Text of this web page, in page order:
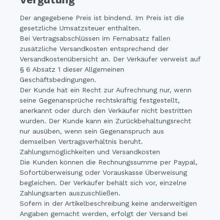
Der angegebene Preis ist bindend. Im Preis ist die
gesetzliche Umsatzsteuer enthalten.
Bei Vertragsabschlüssen im Fernabsatz fallen
zusätzliche Versandkosten entsprechend der
Versandkostenübersicht an. Der Verkäufer verweist auf
§ 6 Absatz 1 dieser Allgemeinen
Geschäftsbedingungen.
Der Kunde hat ein Recht zur Aufrechnung nur, wenn
seine Gegenansprüche rechtskräftig festgestellt,
anerkannt oder durch den Verkäufer nicht bestritten
wurden. Der Kunde kann ein Zurückbehaltungsrecht
nur ausüben, wenn sein Gegenanspruch aus
demselben Vertragsverhältnis beruht.
Zahlungsmöglichkeiten und Versandkosten
Die Kunden können die Rechnungssumme per Paypal,
Sofortüberweisung oder Vorauskasse Überweisung
begleichen. Der Verkäufer behält sich vor, einzelne
Zahlungsarten auszuschließen.
Sofern in der Artikelbeschreibung keine anderweitigen
Angaben gemacht werden, erfolgt der Versand bei